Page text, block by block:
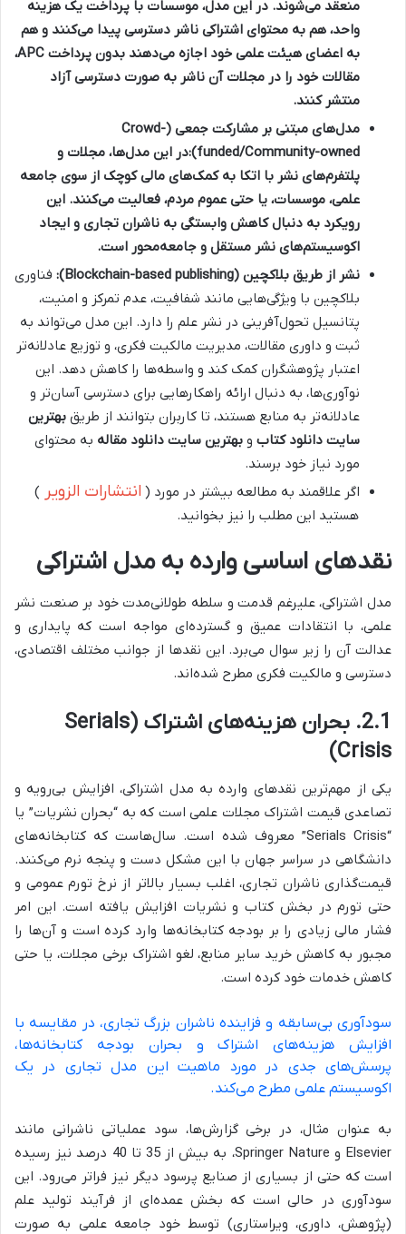
منعقد می‌شوند. در این مدل، موسسات با پرداخت یک هزینه
واحد، هم به محتوای اشتراکی ناشر دسترسی پیدا می‌کنند و هم
به اعضای هیئت علمی خود اجازه می‌دهند بدون پرداخت APC،
مقالات خود را در مجلات آن ناشر به صورت دسترسی آزاد
منتشر کنند.
مدل‌های مبتنی بر مشارکت جمعی (Crowd-
funded/Community-owned): در این مدل‌ها، مجلات و
پلتفرم‌های نشر با اتکا به کمک‌های مالی کوچک از سوی جامعه
علمی، موسسات، یا حتی عموم مردم، فعالیت می‌کنند. این
رویکرد به دنبال کاهش وابستگی به ناشران تجاری و ایجاد
اکوسیستم‌های نشر مستقل و جامعه‌محور است.
نشر از طریق بلاکچین (Blockchain-based publishing):
فناوری
بلاکچین با ویژگی‌هایی مانند شفافیت، عدم تمرکز و امنیت،
پتانسیل تحول‌آفرینی در نشر علم را دارد. این مدل می‌تواند به
ثبت و داوری مقالات، مدیریت مالکیت فکری، و توزیع عادلانه‌تر
اعتبار پژوهشگران کمک کند و واسطه‌ها را کاهش دهد. این
نوآوری‌ها، به دنبال ارائه راهکارهایی برای دسترسی آسان‌تر و
عادلانه‌تر به منابع هستند، تا کاربران بتوانند از طریق بهترین
سایت دانلود کتاب و بهترین سایت دانلود مقاله به محتوای
مورد نیاز خود برسند.
اگر علاقمند به مطالعه بیشتر در مورد ( انتشارات الزویر )
هستید این مطلب را نیز بخوانید.
نقدهای اساسی وارده به مدل اشتراکی
مدل اشتراکی، علیرغم قدمت و سلطه طولانی‌مدت خود بر صنعت نشر
علمی، با انتقادات عمیق و گسترده‌ای مواجه است که پایداری و
عدالت آن را زیر سوال می‌برد. این نقدها از جوانب مختلف اقتصادی،
دسترسی و مالکیت فکری مطرح شده‌اند.
2.1. بحران هزینه‌های اشتراک (Serials
Crisis)
یکی از مهم‌ترین نقدهای وارده به مدل اشتراکی، افزایش بی‌رویه و
تصاعدی قیمت اشتراک مجلات علمی است که به “بحران نشریات” یا
“Serials Crisis” معروف شده است. سال‌هاست که کتابخانه‌های
دانشگاهی در سراسر جهان با این مشکل دست و پنجه نرم می‌کنند.
قیمت‌گذاری ناشران تجاری، اغلب بسیار بالاتر از نرخ تورم عمومی و
حتی تورم در بخش کتاب و نشریات افزایش یافته است. این امر
فشار مالی زیادی را بر بودجه کتابخانه‌ها وارد کرده است و آن‌ها را
مجبور به کاهش خرید سایر منابع، لغو اشتراک برخی مجلات، یا حتی
کاهش خدمات خود کرده است.
سودآوری بی‌سابقه و فزاینده ناشران بزرگ تجاری، در مقایسه با
افزایش هزینه‌های اشتراک و بحران بودجه کتابخانه‌ها،
پرسش‌های جدی در مورد ماهیت این مدل تجاری در یک
اکوسیستم علمی مطرح می‌کند.
به عنوان مثال، در برخی گزارش‌ها، سود عملیاتی ناشرانی مانند
Elsevier و Springer Nature، به بیش از 35 تا 40 درصد نیز رسیده
است که حتی از بسیاری از صنایع پرسود دیگر نیز فراتر می‌رود. این
سودآوری در حالی است که بخش عمده‌ای از فرآیند تولید علم
(پژوهش، داوری، ویراستاری) توسط خود جامعه علمی به صورت